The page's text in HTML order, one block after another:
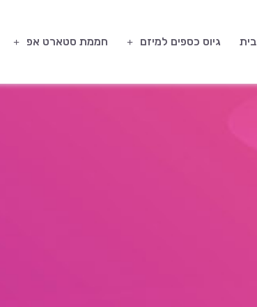
בית גיוס כספים למיזם חממת סטארט אפ